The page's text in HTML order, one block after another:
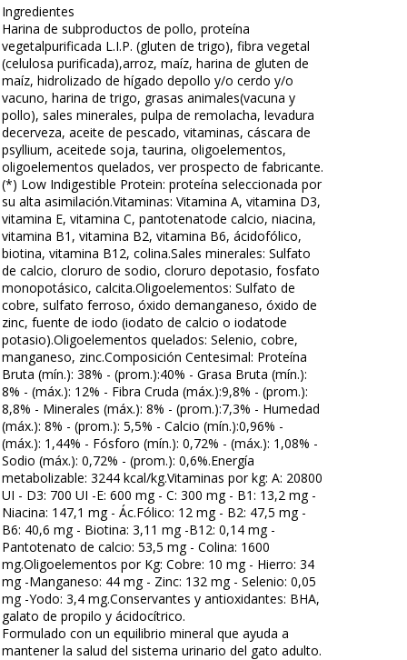
Ingredientes
Harina de subproductos de pollo, proteína
vegetalpurificada L.I.P. (gluten de trigo), fibra vegetal
(celulosa purificada),arroz, maíz, harina de gluten de
maíz, hidrolizado de hígado depollo y/o cerdo y/o
vacuno, harina de trigo, grasas animales(vacuna y
pollo), sales minerales, pulpa de remolacha, levadura
decerveza, aceite de pescado, vitaminas, cáscara de
psyllium, aceitede soja, taurina, oligoelementos,
oligoelementos quelados, ver prospecto de fabricante.
(*) Low Indigestible Protein: proteína seleccionada por
su alta asimilación.Vitaminas: Vitamina A, vitamina D3,
vitamina E, vitamina C, pantotenatode calcio, niacina,
vitamina B1, vitamina B2, vitamina B6, ácidofólico,
biotina, vitamina B12, colina.Sales minerales: Sulfato
de calcio, cloruro de sodio, cloruro depotasio, fosfato
monopotásico, calcita.Oligoelementos: Sulfato de
cobre, sulfato ferroso, óxido demanganeso, óxido de
zinc, fuente de iodo (iodato de calcio o iodatode
potasio).Oligoelementos quelados: Selenio, cobre,
manganeso, zinc.Composición Centesimal: Proteína
Bruta (mín.): 38% - (prom.):40% - Grasa Bruta (mín.):
8% - (máx.): 12% - Fibra Cruda (máx.):9,8% - (prom.):
8,8% - Minerales (máx.): 8% - (prom.):7,3% - Humedad
(máx.): 8% - (prom.): 5,5% - Calcio (mín.):0,96% -
(máx.): 1,44% - Fósforo (mín.): 0,72% - (máx.): 1,08% -
Sodio (máx.): 0,72% - (prom.): 0,6%.Energía
metabolizable: 3244 kcal/kg.Vitaminas por kg: A: 20800
UI - D3: 700 UI -E: 600 mg - C: 300 mg - B1: 13,2 mg -
Niacina: 147,1 mg - Ác.Fólico: 12 mg - B2: 47,5 mg -
B6: 40,6 mg - Biotina: 3,11 mg -B12: 0,14 mg -
Pantotenato de calcio: 53,5 mg - Colina: 1600
mg.Oligoelementos por Kg: Cobre: 10 mg - Hierro: 34
mg -Manganeso: 44 mg - Zinc: 132 mg - Selenio: 0,05
mg -Yodo: 3,4 mg.Conservantes y antioxidantes: BHA,
galato de propilo y ácidocítrico.
Formulado con un equilibrio mineral que ayuda a
mantener la salud del sistema urinario del gato adulto.